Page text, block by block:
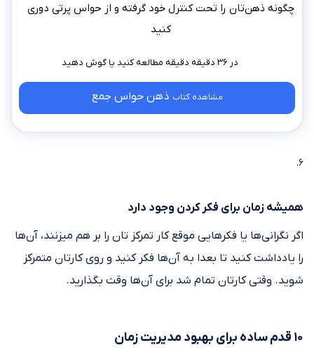
چگونه ذهن‌تان را تحت کنترل خود گرفته و از حواس پرتی دوری
کنید
در ۳۶ دقیقه دقیقه مطالعه کنید
مشاهده کتاب ذهن حواس جمع
۶.
همیشه زمان برای فکر کردن وجود دارد
اگر نگرانی‌ها یا فکرهایی موقع کار تمرکز تان را بر هم می‎زنند، آن‌ها
را یادداشت کنید تا بعدا به آن‌ها فکر کنید و روی کارتان متمرکز
شوید. وقتی کارتان تمام شد برای آن‌ها وقت بگذارید.
۱۰ قدم ساده برای بهبود مدیریت زمان